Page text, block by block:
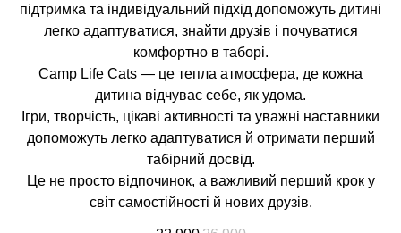
підтримка та індивідуальний підхід допоможуть дитині
легко адаптуватися, знайти друзів і почуватися
комфортно в таборі.
Camp Life Cats — це тепла атмосфера, де кожна
дитина відчуває себе, як удома.
Ігри, творчість, цікаві активності та уважні наставники
допоможуть легко адаптуватися й отримати перший
табірний досвід.
Це не просто відпочинок, а важливий перший крок у
світ самостійності й нових друзів.